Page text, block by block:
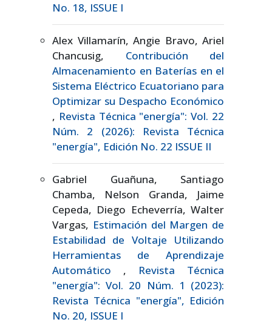
No. 18, ISSUE I
Alex Villamarín, Angie Bravo, Ariel
Chancusig, Contribución del
Almacenamiento en Baterías en el
Sistema Eléctrico Ecuatoriano para
Optimizar su Despacho Económico
, Revista Técnica "energía": Vol. 22
Núm. 2 (2026): Revista Técnica
"energía", Edición No. 22 ISSUE II
Gabriel Guañuna, Santiago
Chamba, Nelson Granda, Jaime
Cepeda, Diego Echeverría, Walter
Vargas, Estimación del Margen de
Estabilidad de Voltaje Utilizando
Herramientas de Aprendizaje
Automático , Revista Técnica
"energía": Vol. 20 Núm. 1 (2023):
Revista Técnica "energía", Edición
No. 20, ISSUE I